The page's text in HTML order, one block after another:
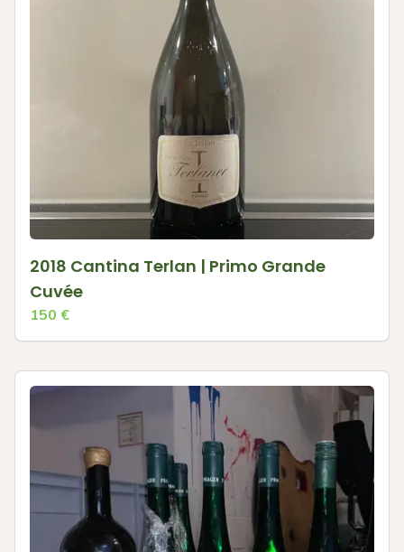
2018 Cantina Terlan | Primo Grande
Cuvée
150 €